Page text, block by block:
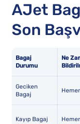
AJet
Son
Bagaj
Durumu
Ne
Geciken
Bagaj
Kayıp Bagaj